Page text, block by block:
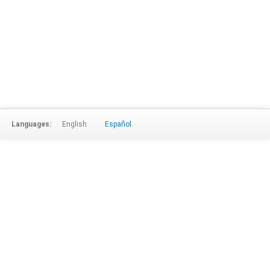
Languages: English Español